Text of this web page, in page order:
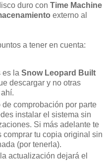
duro con Time Machine
externo al
a tener en cuenta:
es la Snow Leopard Built
descargar y no otras
comprobación por parte
instalar el sistema sin
Si más adelante te
comprar tu copia original sin
(por tenerla).
actualización dejará el